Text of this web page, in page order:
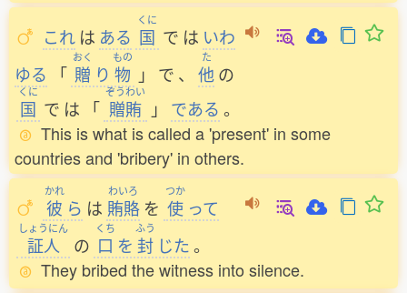
これ は ある
くに
国 で は いわ
ゆる
「
おく
贈 り
もの
物 」 で 、
た
他の
くに
国 で は 「
ぞうわい
贈賄 」 である 。
This is what is called a 'present' in some
countries and 'bribery' in others.
かれ
彼 ら は
わいろ
賄賂 を
つか
使 って
しょうにん
証人 の
くち
口 を
ふう
封 じた。
They bribed the witness into silence.